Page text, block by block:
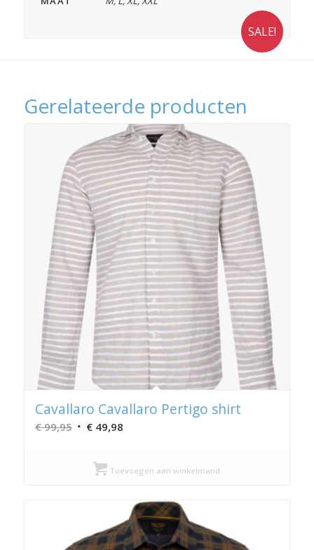
SALE!
Gerelateerde producten
Cavallaro Cavallaro Pertigo shirt
€99,95 Oorspronkelijke
was:
€ 99,95.
€49,98Huidige
€ 49,98.
Toevoegen aan winkelmand